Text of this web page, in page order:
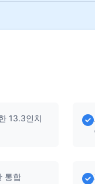
13.3인치
통합